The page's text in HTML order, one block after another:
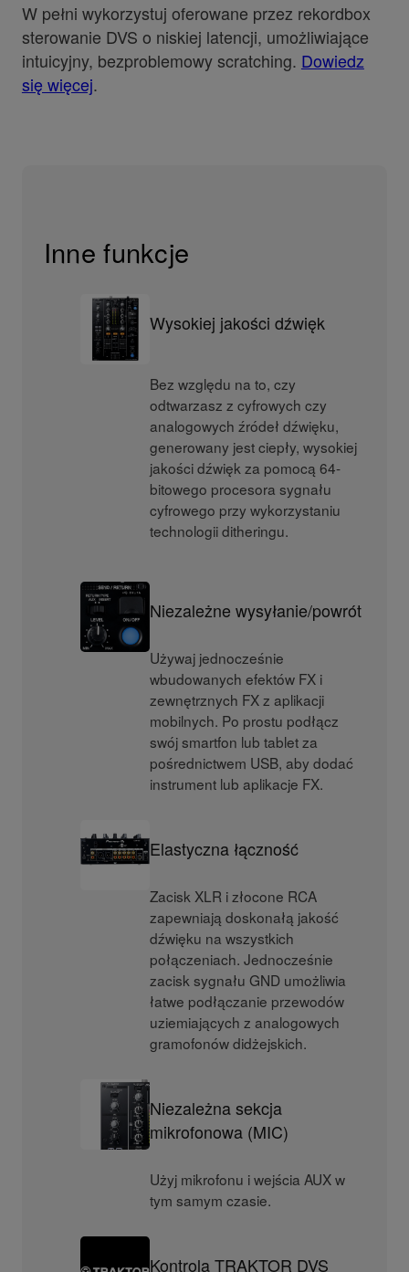
W pełni wykorzystuj oferowane przez rekordbox
sterowanie DVS o niskiej latencji, umożliwiające
intuicyjny, bezproblemowy scratching. Dowiedz
się więcej.
Inne funkcje
Wysokiej jakości dźwięk
Bez względu na to, czy
odtwarzasz z cyfrowych czy
analogowych źródeł dźwięku,
generowany jest ciepły, wysokiej
jakości dźwięk za pomocą 64-
bitowego procesora sygnału
cyfrowego przy wykorzystaniu
technologii ditheringu.
Niezależne wysyłanie/powrót
Używaj jednocześnie
wbudowanych efektów FX i
zewnętrznych FX z aplikacji
mobilnych. Po prostu podłącz
swój smartfon lub tablet za
pośrednictwem USB, aby dodać
instrument lub aplikacje FX.
Elastyczna łączność
Zacisk XLR i złocone RCA
zapewniają doskonałą jakość
dźwięku na wszystkich
połączeniach. Jednocześnie
zacisk sygnału GND umożliwia
łatwe podłączanie przewodów
uziemiających z analogowych
gramofonów didżejskich.
Niezależna sekcja
mikrofonowa (MIC)
Użyj mikrofonu i wejścia AUX w
tym samym czasie.
Kontrola TRAKTOR DVS